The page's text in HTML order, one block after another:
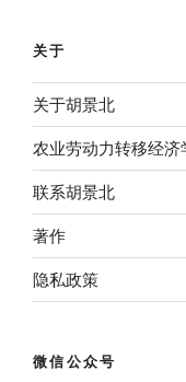
关于
关于胡景北
农业劳动力转移经济
联系胡景北
著作
隐私政策
微信公众号